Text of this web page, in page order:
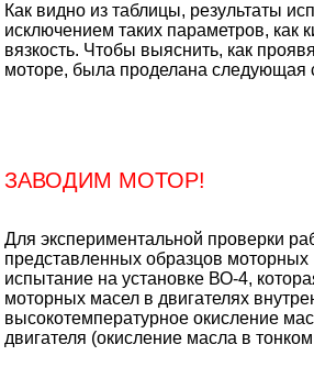
Как видно из таблицы, результаты
исключением таких параметров, как
вязкость. Чтобы выяснить, как
моторе, была проделана следующая
ЗАВОДИМ МОТОР!
Для экспериментальной проверки
представленных образцов
испытание на установке ВО-4,
моторных масел в двигателях
высокотемпературное окисление
двигателя (окисление масла в